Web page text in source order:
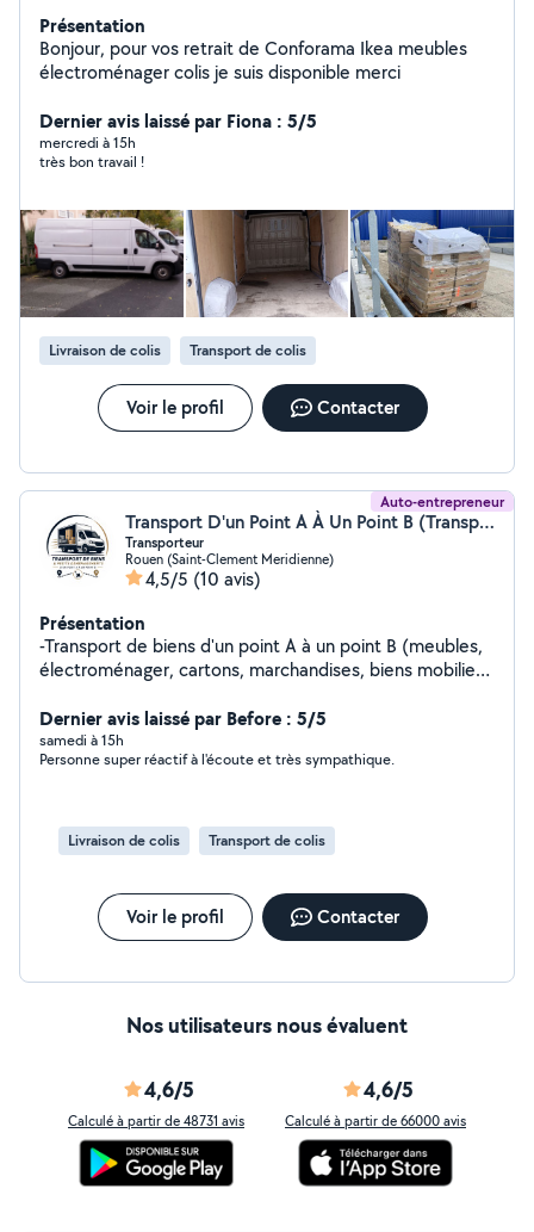
Présentation
Bonjour, pour vos retrait de Conforama Ikea meubles
électroménager colis je suis disponible merci
Dernier avis laissé par Fiona : 5/5
mercredi à 15h
très bon travail !
Livraison de colis Transport de colis
Voir le profil Contacter
Auto-entrepreneur
Transport D'un Point A À Un Point B (Transport d'un point A à un point B)
Transporteur
Rouen (Saint-Clement Meridienne)
4,5/5 (10 avis)
Présentation
-Transport de biens d'un point A à un point B (meubles,
électroménager, cartons, marchandises, biens mobiliers
- Petits déménagements - Débarras d'encombrants
DISPONIBLE 7j/7
Dernier avis laissé par Before : 5/5
samedi à 15h
Personne super réactif à l'écoute et très sympathique.
Livraison de colis Transport de colis
Voir le profil Contacter
Nos utilisateurs nous évaluent
4,6/5
Calculé à partir de 48731 avis
4,6/5
Calculé à partir de 66000 avis